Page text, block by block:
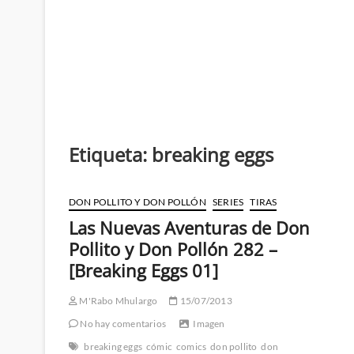
Etiqueta: breaking eggs
DON POLLITO Y DON POLLÓN SERIES TIRAS
Las Nuevas Aventuras de Don
Pollito y Don Pollón 282 –
[Breaking Eggs 01]
M'Rabo Mhulargo
15/07/2013
No hay comentarios
Imagen
breaking eggs cómic comics don pollito don